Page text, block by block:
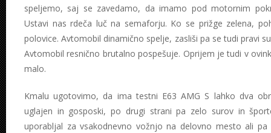
speljemo, saj se zavedamo, da imamo pod motornim
Ustavi nas rdeča luč na semaforju. Ko se prižge zelena,
polovice. Avtomobil dinamično spelje, zasliši pa se tudi pravi
Avtomobil resnično brutalno pospešuje. Oprijem je tudi v
malo.
Kmalu ugotovimo, da ima testni E63 AMG S lahko dva
uglajen in gosposki, po drugi strani pa zelo surov in
uporabljal za vsakodnevno vožnjo na delovno mesto ali